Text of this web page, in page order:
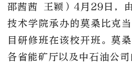
邵茜茜 王颖）4月29日，
技术学院承办的莫桑比克
目研修班在该校开班。莫
各省能矿厅以及中石油公